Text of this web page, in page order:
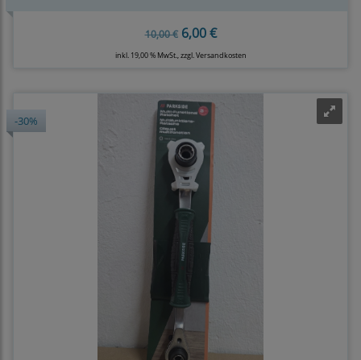
10,00 €6,00 €
inkl. 19,00 % MwSt., zzgl.Versandkosten
-30%